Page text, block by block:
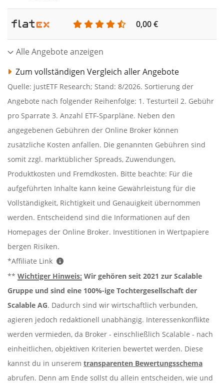
0,00 €
Alle Angebote anzeigen
Zum vollständigen Vergleich aller Angebote
Quelle: justETF Research; Stand: 8/2026. Sortierung der
Angebote nach folgender Reihenfolge: 1. Testurteil 2. Gebühr
pro Sparrate 3. Anzahl ETF-Sparpläne. Neben den
angegebenen Gebühren der Online Broker können
zusätzliche Kosten anfallen. Die genannten Gebühren sind
somit zzgl. marktüblicher Spreads, Zuwendungen,
Produktkosten und Fremdkosten. Bitte beachte: Für die
aufgeführten Inhalte kann keine Gewährleistung für die
Vollständigkeit, Richtigkeit und Genauigkeit übernommen
werden. Entscheidend sind die Informationen auf den
Homepages der Online Broker. Investitionen in Wertpapiere
bergen Risiken.
*Affiliate Link
** Wichtiger Hinweis: Wir gehören seit 2021 zur Scalable
Gruppe und sind eine 100%-ige Tochtergesellschaft der
Scalable AG. Dadurch sind wir wirtschaftlich verbunden,
agieren jedoch redaktionell unabhängig. Interessenkonflikte
werden vermieden, da Broker - einschließlich Scalable - nach
einheitlichen, objektiven Kriterien bewertet werden. Diese
kannst du in unserem transparenten Bewertungsschema
abrufen. Denn am Ende sollst du allein entscheiden, wie und